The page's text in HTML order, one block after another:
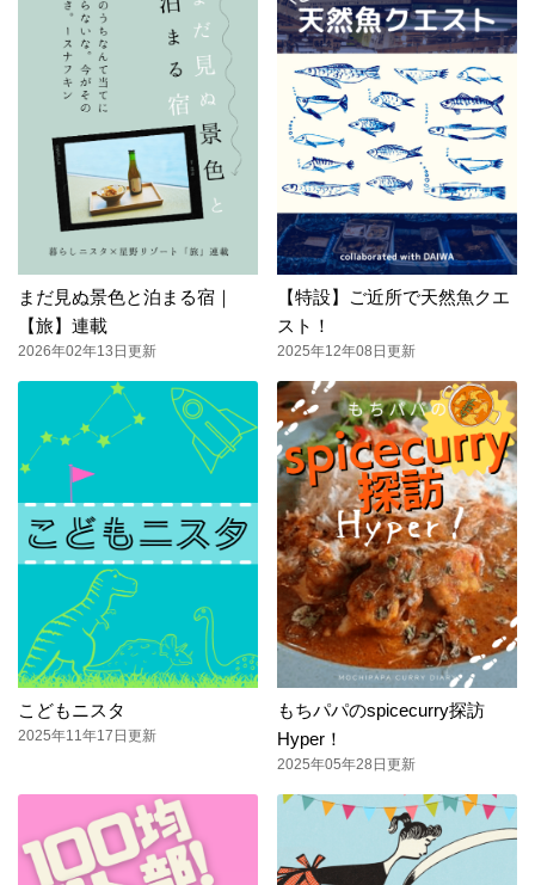
まだ見ぬ景色と泊まる宿｜
【旅】連載
2026年02年13日更新
【特設】ご近所で天然魚クエ
スト！
2025年12年08日更新
こどもニスタ
2025年11年17日更新
もちパパのspicecurry探訪
Hyper！
2025年05年28日更新